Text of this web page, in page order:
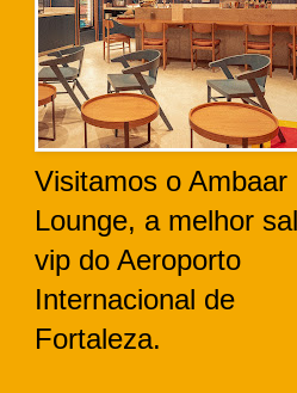
Visitamos o Ambaar
Lounge, a melhor
vip do Aeroporto
Internacional de
Fortaleza.